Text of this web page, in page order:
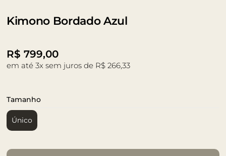
Kimono Bordado Azul
R$ 799,00
em até 3x sem juros de R$ 266,33
Tamanho
Único